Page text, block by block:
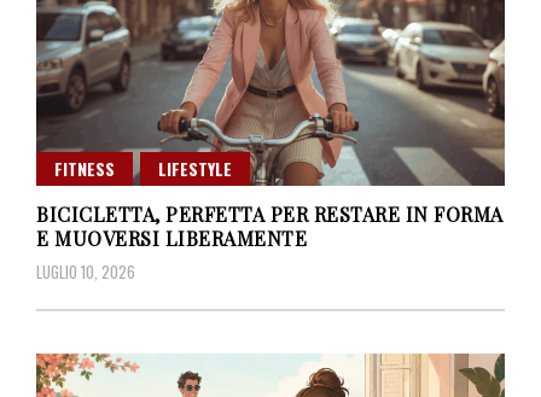
FITNESS
LIFESTYLE
BICICLETTA, PERFETTA PER RESTARE IN FORMA
E MUOVERSI LIBERAMENTE
LUGLIO 10, 2026